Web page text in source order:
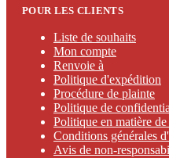
POUR LES CLIENTS
Liste de souhaits
Mon compte
Renvoie à
Politique d'expédition
Procédure de plainte
Politique de
Politique en matière
Conditions générales
Avis de non-